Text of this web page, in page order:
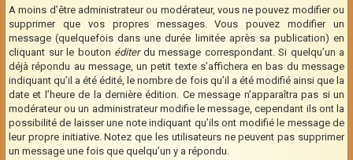
A moins d’être administrateur ou modérateur, vous ne pouvez modifier ou
supprimer que vos propres messages. Vous pouvez modifier un
message (quelquefois dans une durée limitée après sa publication) en
cliquant sur le bouton éditerdu message correspondant. Si quelqu’un a
déjà répondu au message, un petit texte s’affichera en bas du message
indiquant qu’il a été édité, le nombre de fois qu’il a été modifié ainsi que la
date et l’heure de la dernière édition. Ce message n’apparaîtra pas si un
modérateur ou un administrateur modifie le message, cependant ils ont la
possibilité de laisser une note indiquant qu’ils ont modifié le message de
leur propre initiative. Notez que les utilisateurs ne peuvent pas supprimer
un message une fois que quelqu’un y a répondu.